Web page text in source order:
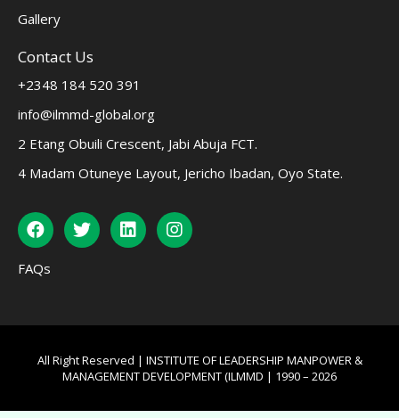
Gallery
Contact Us
+2348 184 520 391
info@ilmmd-global.org
2 Etang Obuili Crescent, Jabi Abuja FCT.
4 Madam Otuneye Layout, Jericho Ibadan, Oyo State.
FAQs
All Right Reserved | INSTITUTE OF LEADERSHIP MANPOWER &
MANAGEMENT DEVELOPMENT (ILMMD | 1990 – 2026